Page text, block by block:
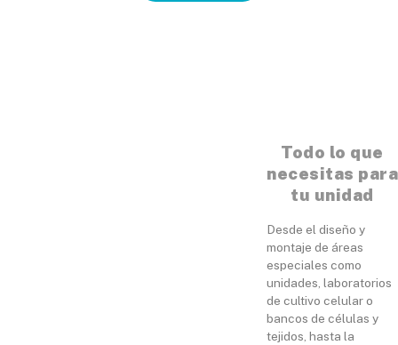
Todo lo que
necesitas para
tu unidad
Desde el diseño y
montaje de áreas
especiales como
unidades, laboratorios
de cultivo celular o
bancos de células y
tejidos, hasta la